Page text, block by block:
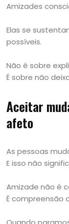
Amizades
Elas se
possíveis.
Não é sobre
É sobre não
Aceitar
afeto
As pessoas
E isso não
Amizade não é
É compreensão